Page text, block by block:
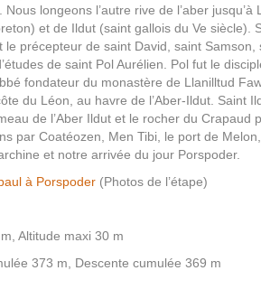
longeons l’autre rive de l’aber
et de Ildut (saint gallois du Ve siècle).
le précepteur de saint David, saint
de saint Pol Aurélien. Pol fut le
fondateur du monastère de Llanilltud
du Léon, au havre de l’Aber-Ildut. Saint
de l’Aber Ildut et le rocher du Crapaud
par Coatéozen, Men Tibi, le port de
et notre arrivée du jour Porspoder.
à Porspoder (Photos de l’étape)
Altitude maxi 30 m
373 m, Descente cumulée 369 m